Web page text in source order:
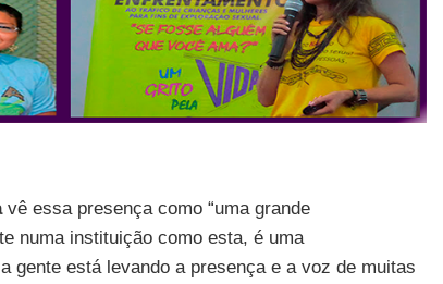
vê essa presença como “uma grande
numa instituição como esta, é uma
gente está levando a presença e a voz de muitas